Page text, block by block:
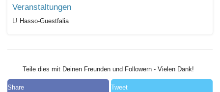
Veranstaltungen
L! Hasso-Guestfalia
Teile dies mit Deinen Freunden und Followern - Vielen Dank!
Share Tweet